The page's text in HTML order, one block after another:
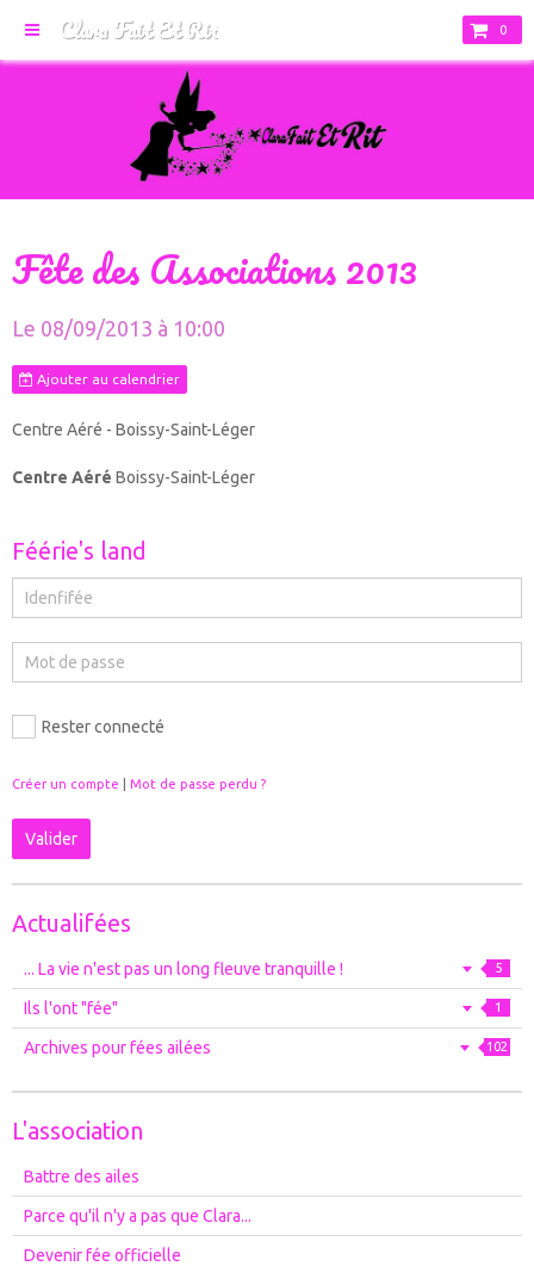
Clara Fait Et Rit 0
Fête des Associations 2013
Le 08/09/2013 à 10:00
Ajouter au calendrier
Centre Aéré - Boissy-Saint-Léger
Centre Aéré Boissy-Saint-Léger
Féérie's land
Rester connecté
Créer un compte Mot de passe perdu ?
Valider
Actualifées
... La vie n'est pas un long fleuve tranquille ! 5
Ils l'ont "fée" 1
Archives pour fées ailées 102
L'association
Battre des ailes
Parce qu'il n'y a pas que Clara...
Devenir fée officielle